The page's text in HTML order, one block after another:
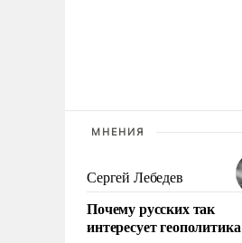
МНЕНИЯ
Сергей Лебедев
Почему русских так
интересует геополитика